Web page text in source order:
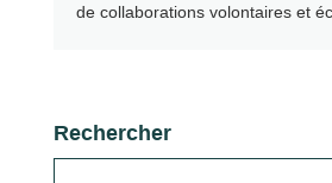
de collaborations volontaires et
Rechercher